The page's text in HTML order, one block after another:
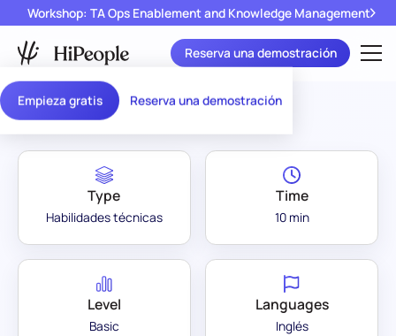
Empieza gratis Reserva una demostración
Workshop: TA Ops Enablement and Knowledge Management
Reserva una demostración
Assessment Library
Type
Habilidades técnicas
Time
10 min
Level
Basic
Languages
Inglés